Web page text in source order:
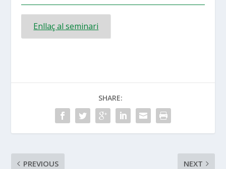
Enllaç al seminari
SHARE:
PREVIOUS NEXT